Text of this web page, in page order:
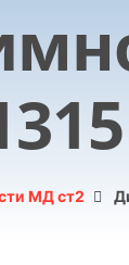
МД ст2